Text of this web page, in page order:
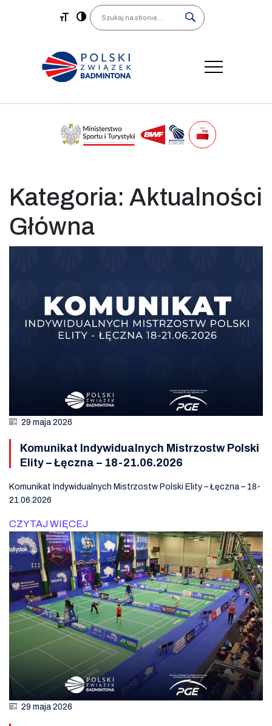
Main Navigation
Search
Kategoria: Aktualności
Główna
29 maja 2026
Komunikat Indywidualnych Mistrzostw Polski
Elity – Łęczna – 18-21.06.2026
Komunikat Indywidualnych Mistrzostw Polski Elity – Łęczna – 18-
21.06.2026
CZYTAJ WIĘCEJ
29 maja 2026